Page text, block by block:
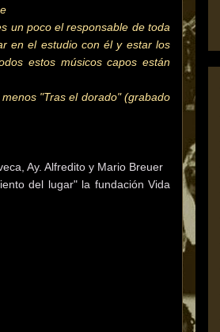
un poco el responsable de toda
en el estudio con él y estar los
estos músicos capos están
"Tras el dorado" (grabado
Ay. Alfredito y Mario Breuer
del lugar" la fundación Vida